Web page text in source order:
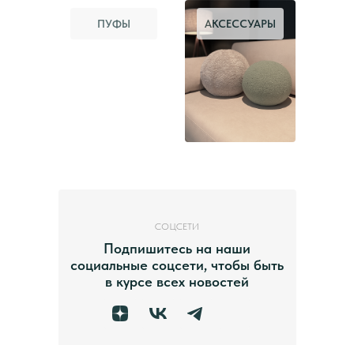
ПУФЫ АКСЕССУАРЫ
СОЦСЕТИ
Подпишитесь на наши
социальные соцсети, чтобы быть
в курсе всех новостей